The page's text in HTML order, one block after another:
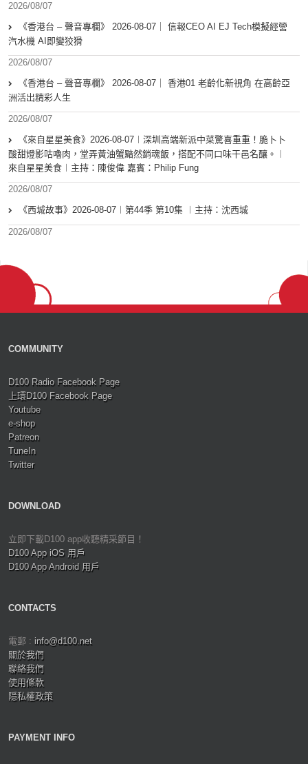
2026/08/07
《香港台 – 聲音專欄》 2026-08-07｜ 信報CEO AI EJ Tech模擬經營
汽水機 AI即變狡猾
2026/08/07
《香港台 – 聲音專欄》 2026-08-07｜ 香港01 老齡化新視角 在高齡亞
洲活出精彩人生
2026/08/07
《來自星星美食》2026-08-07︱深圳高端新派中菜驚喜重重！脆卜卜
酸甜燈影咕嚕肉，堂弄黃油蟹黯然銷魂飯，搭配不同口味干邑名釀。︱
來自星星美食︱主持：陳俊偉 嘉賓：Philip Fung
2026/08/07
《西城故事》2026-08-07︱第44季 第10集 ︱主持：沈西城
2026/08/07
COMMUNITY
D100 Radio Facebook Page
上環D100 Facebook Page
Youtube
e-shop
Patreon
TuneIn
Twitter
DOWNLOAD
立即下載D100 app收聽精采節目！
D100 App iOS 用戶
D100 App Android 用戶
CONTACTS
電郵 : info@d100.net
關於我們
聯絡我們
使用條款
隱私權政策
PAYMENT INFO